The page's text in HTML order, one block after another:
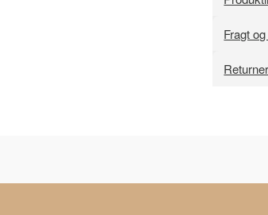
Fragt